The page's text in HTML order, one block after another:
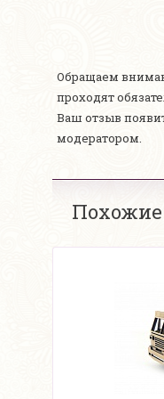
Обращаем
проходят
Ваш отзыв
модератором.